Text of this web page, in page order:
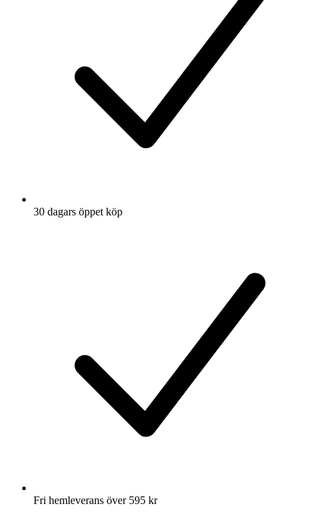
30 dagars öppet köp
Fri hemleverans över 595 kr